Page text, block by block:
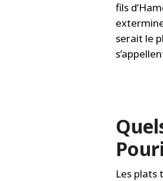
fils
serait le
Les plats